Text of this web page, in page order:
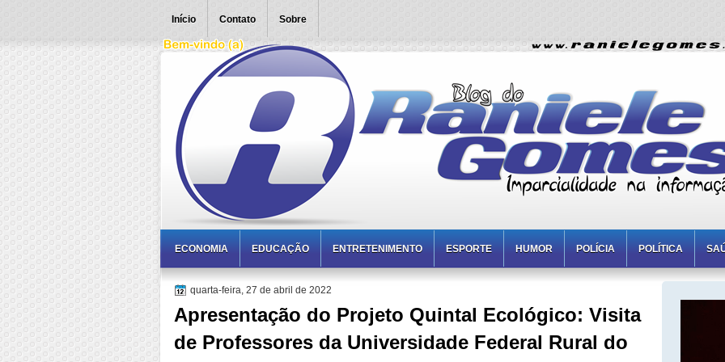
Início Contato Sobre
ECONOMIA EDUCAÇÃO ENTRETENIMENTO ESPORTE HUMOR POLÍCIA POLÍTICA
quarta-feira, 27 de abril de 2022
Apresentação do Projeto Quintal Ecológico: Visita
de Professores da Universidade Federal Rural do